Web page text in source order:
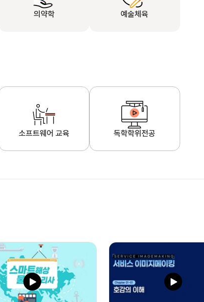
의약학 예술체육
소프트웨어 교육 독학학위전공